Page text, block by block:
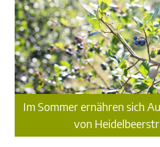
Im Sommer ernähren sich
von